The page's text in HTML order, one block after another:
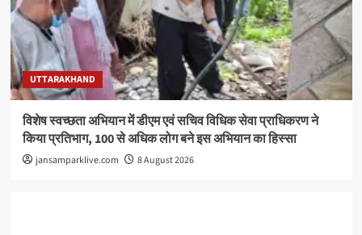
UTTARAKHAND
विशेष स्वच्छता अभियान में डीएम एवं सचिव विधिक सेवा प्राधिकरण ने
किया प्रतिभाग, 100 से अधिक लोग बने इस अभियान का हिस्सा
jansamparklive.com 8 August 2026